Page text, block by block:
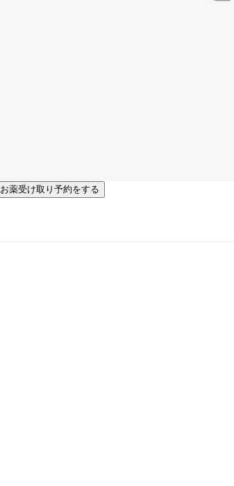
お薬受け取り予約をする